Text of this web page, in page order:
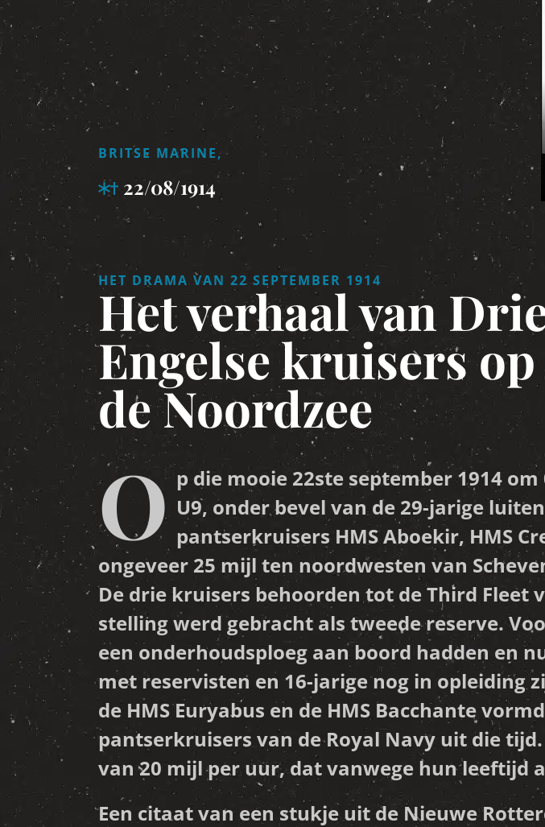
BRITSE MARINE,
22/08/1914
HET DRAMA VAN 22 SEPTEMBER 1914
Het verhaal van
Engelse kruisers op
de Noordzee
O p die mooie 22ste september 1914
U9, onder bevel van de 29-jarige
pantserkruisers HMS Aboekir, HMS
ongeveer 25 mijl ten noordwesten van
De drie kruisers behoorden tot de Third Fleet
stelling werd gebracht als tweede reserve.
een onderhoudsploeg aan boord hadden en
met reservisten en 16-jarige nog in opleiding
de HMS Euryabus en de HMS Bacchante
pantserkruisers van de Royal Navy uit die
van 20 mijl per uur, dat vanwege hun leeftijd
Een citaat van een stukje uit de Nieuwe